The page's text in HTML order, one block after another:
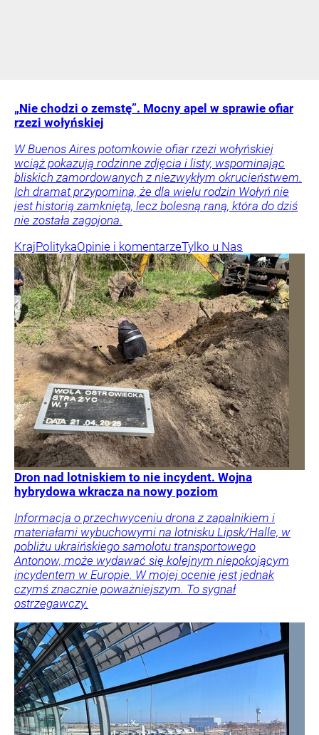
„Nie chodzi o zemstę”. Mocny apel w sprawie ofiar
rzezi wołyńskiej
W Buenos Aires potomkowie ofiar rzezi wołyńskiej
wciąż pokazują rodzinne zdjęcia i listy, wspominając
bliskich zamordowanych z niezwykłym okrucieństwem.
Ich dramat przypomina, że dla wielu rodzin Wołyń nie
jest historią zamkniętą, lecz bolesną raną, która do dziś
nie została zagojona.
KrajPolitykaOpinie i komentarzeTylko u Nas
Dron nad lotniskiem to nie incydent. Wojna
hybrydowa wkracza na nowy poziom
Informacja o przechwyceniu drona z zapalnikiem i
materiałami wybuchowymi na lotnisku Lipsk/Halle, w
pobliżu ukraińskiego samolotu transportowego
Antonow, może wydawać się kolejnym niepokojącym
incydentem w Europie. W mojej ocenie jest jednak
czymś znacznie poważniejszym. To sygnał
ostrzegawczy.